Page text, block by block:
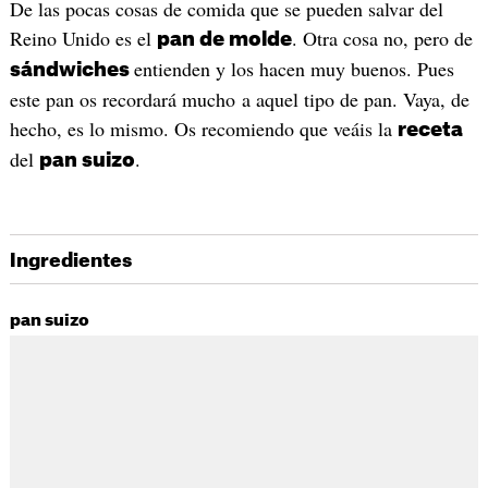
De las pocas cosas de comida que se pueden salvar del
Reino Unido es el pan de molde. Otra cosa no, pero de
sándwiches entienden y los hacen muy buenos. Pues
este pan os recordará mucho a aquel tipo de pan. Vaya, de
hecho, es lo mismo. Os recomiendo que veáis la receta
del pan suizo.
Ingredientes
pan suizo